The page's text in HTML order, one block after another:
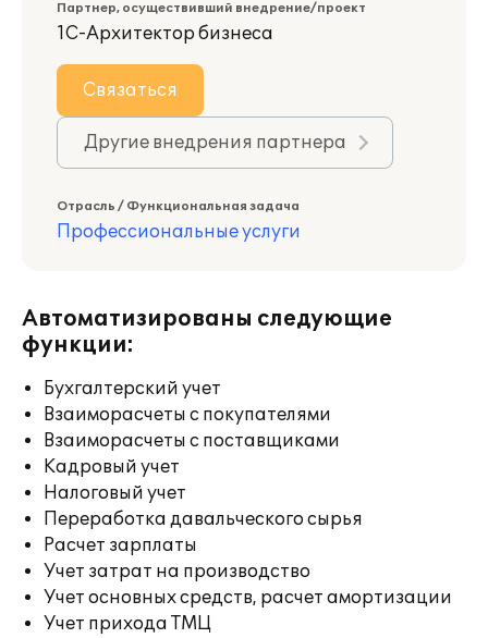
Партнер, осуществивший внедрение/проект
1С-Архитектор бизнеса
Связаться
Другие внедрения партнера
Отрасль / Функциональная задача
Профессиональные услуги
Автоматизированы следующие
функции:
Бухгалтерский учет
Взаиморасчеты с покупателями
Взаиморасчеты с поставщиками
Кадровый учет
Налоговый учет
Переработка давальческого сырья
Расчет зарплаты
Учет затрат на производство
Учет основных средств, расчет амортизации
Учет прихода ТМЦ